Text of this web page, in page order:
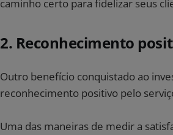
caminho certo para fidelizar seus
2. Reconhecimento
Outro benefício conquistado ao
reconhecimento positivo pelo
Uma das maneiras de medir a